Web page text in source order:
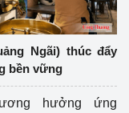
Ngãi) thúc đẩy
bền vững
hưởng ứng